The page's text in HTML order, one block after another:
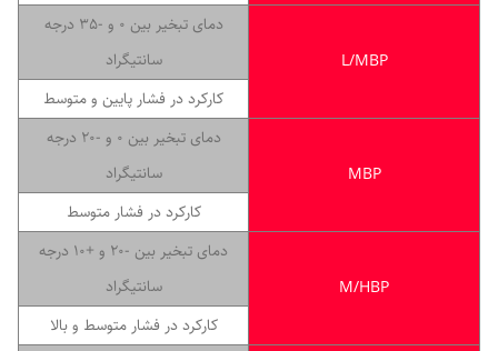
L/MBP
دمای تبخیر بین 0 و -35 درجه
سانتیگراد
کارکرد در فشار پایین و متوسط
MBP
دمای تبخیر بین 0 و -20 درجه
سانتیگراد
کارکرد در فشار متوسط
M/HBP
دمای تبخیر بین -20 و +10 درجه
سانتیگراد
کارکرد در فشار متوسط و بالا